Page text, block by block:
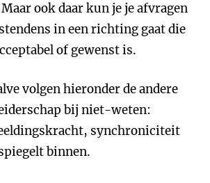
ook daar kun je je afvragen
in een richting gaat die
of gewenst is.
volgen hieronder de andere
bij niet-weten:
synchroniciteit
binnen.